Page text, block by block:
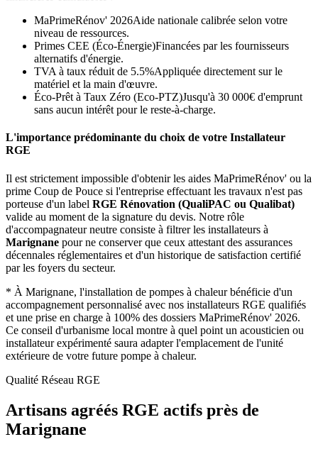
MaPrimeRénov' 2026Aide nationale calibrée selon votre
niveau de ressources.
Primes CEE (Éco-Énergie)Financées par les fournisseurs
alternatifs d'énergie.
TVA à taux réduit de 5.5%Appliquée directement sur le
matériel et la main d'œuvre.
Éco-Prêt à Taux Zéro (Eco-PTZ)Jusqu'à 30 000€ d'emprunt
sans aucun intérêt pour le reste-à-charge.
L'importance prédominante du choix de votre Installateur
RGE
Il est strictement impossible d'obtenir les aides MaPrimeRénov' ou la
prime Coup de Pouce si l'entreprise effectuant les travaux n'est pas
porteuse d'un label RGE Rénovation (QualiPAC ou Qualibat)
valide au moment de la signature du devis. Notre rôle
d'accompagnateur neutre consiste à filtrer les installateurs à
Marignane pour ne conserver que ceux attestant des assurances
décennales réglementaires et d'un historique de satisfaction certifié
par les foyers du secteur.
* À Marignane, l'installation de pompes à chaleur bénéficie d'un
accompagnement personnalisé avec nos installateurs RGE qualifiés
et une prise en charge à 100% des dossiers MaPrimeRénov' 2026.
Ce conseil d'urbanisme local montre à quel point un acousticien ou
installateur expérimenté saura adapter l'emplacement de l'unité
extérieure de votre future pompe à chaleur.
Qualité Réseau RGE
Artisans agréés RGE actifs près de
Marignane